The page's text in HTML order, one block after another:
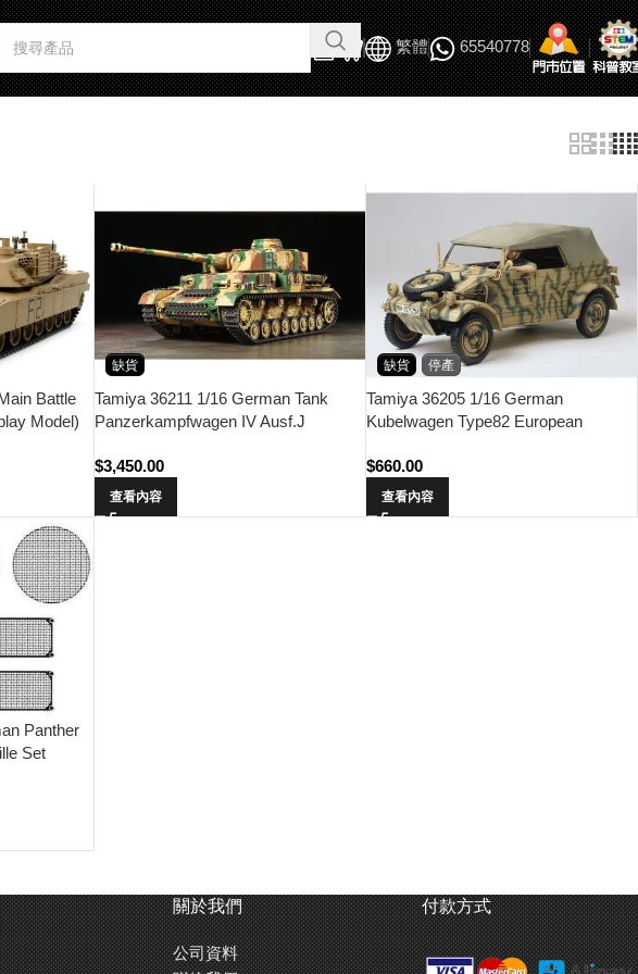
繁體 65540778
Battle
Model)
缺貨
Tamiya 36211 1/16 German Tank
Panzerkampfwagen IV Ausf.J
$3,450.00
查看內容
缺貨 停產
Tamiya 36205 1/16 German
Kubelwagen Type82 European
$660.00
查看內容
Panther
Set
關於我們
公司資料
付款方式